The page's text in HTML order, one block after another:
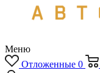
Меню
Отложенные 0